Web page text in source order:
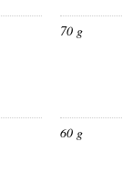
70 g
60 g